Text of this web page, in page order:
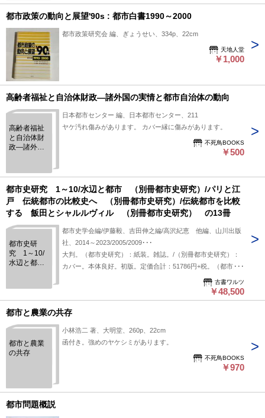
都市政策の動向と展望'90s : 都市白書1990～2000
都市政策研究会 編、ぎょうせい、334p、22cm
天地人堂
￥1,000
高齢者福祉と自治体財政―諸外国の実情と都市自治体の動向
高齢者福祉
と自治体財
政―諸外国
動向
日本都市センター 編、日本都市センター、211
ヤケ汚れ傷みがあります。 カバー縁に傷みがあります。
不死鳥BOOKS
￥500
都市史研究 1～10/水辺と都市 （別冊都市史研究）/パリと江
戸 伝統都市の比較史へ （別冊都市史研究）/伝統都市を比較
する 飯田とシャルルヴィル （別冊都市史研究） の13冊
都市史研
究 1～10/
水辺と都
究）/パリと
江戸 伝統
都市の比較
冊都市史研
究）/伝統都
市を比較す
る 飯田と
冊
都市史学会編/伊藤毅、吉田伸之編/高沢紀恵 他編、山川出版
社、2014～2023/2005/2009･･･
大判。（都市史研究）：紙装。雑誌。/（別冊都市史研究）：
カバー。本体良好。初版。定価合計：51786円+税。（都市史
研究 1,2：都市史の現在 1,2/3：水都史/4：社会的結合と都市空
間/5：植民地と都市そして地域/6：海峡と都市/7：歴史のなか
の現代都市/8：疫病と都市/9：都市と近代遺跡/10：みちのくの
都市文化再考）。白色表紙/白色カバー。薄本。
古書ワルツ
￥48,500
都市と農業の共存
都市と農業
の共存
小林浩二 著、大明堂、260p、22cm
函付き。強めのヤケシミがあります。
不死鳥BOOKS
￥970
都市問題概説